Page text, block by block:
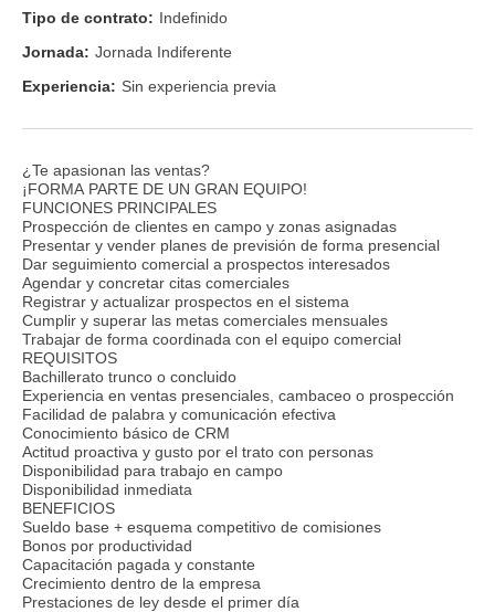
Tipo de contrato: Indefinido
Jornada: Jornada Indiferente
Experiencia: Sin experiencia previa
¿Te apasionan las ventas?
¡FORMA PARTE DE UN GRAN EQUIPO!
FUNCIONES PRINCIPALES
Prospección de clientes en campo y zonas asignadas
Presentar y vender planes de previsión de forma presencial
Dar seguimiento comercial a prospectos interesados
Agendar y concretar citas comerciales
Registrar y actualizar prospectos en el sistema
Cumplir y superar las metas comerciales mensuales
Trabajar de forma coordinada con el equipo comercial
REQUISITOS
Bachillerato trunco o concluido
Experiencia en ventas presenciales, cambaceo o prospección
Facilidad de palabra y comunicación efectiva
Conocimiento básico de CRM
Actitud proactiva y gusto por el trato con personas
Disponibilidad para trabajo en campo
Disponibilidad inmediata
BENEFICIOS
Sueldo base + esquema competitivo de comisiones
Bonos por productividad
Capacitación pagada y constante
Crecimiento dentro de la empresa
Prestaciones de ley desde el primer día